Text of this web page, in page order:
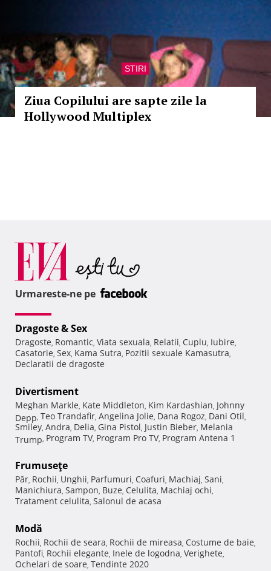
STIRI
Ziua Copilului are sapte zile la
Hollywood Multiplex
Urmareste-ne pe
Dragoste & Sex
Dragoste, Romantic, Viata sexuala, Relatii, Cuplu, Iubire,
Casatorie, Sex, Kama Sutra, Pozitii sexuale Kamasutra,
Declaratii de dragoste
Divertisment
Meghan Markle, Kate Middleton, Kim Kardashian, Johnny
Depp, Teo Trandafir, Angelina Jolie, Dana Rogoz, Dani Otil,
Smiley, Andra, Delia, Gina Pistol, Justin Bieber, Melania
Trump, Program TV, Program Pro TV, Program Antena 1
Frumuseţe
Păr, Rochii, Unghii, Parfumuri, Coafuri, Machiaj, Sani,
Manichiura, Sampon, Buze, Celulita, Machiaj ochi,
Tratament celulita, Salonul de acasa
Modă
Rochii, Rochii de seara, Rochii de mireasa, Costume de baie,
Pantofi, Rochii elegante, Inele de logodna, Verighete,
Ochelari de soare, Tendinte 2020